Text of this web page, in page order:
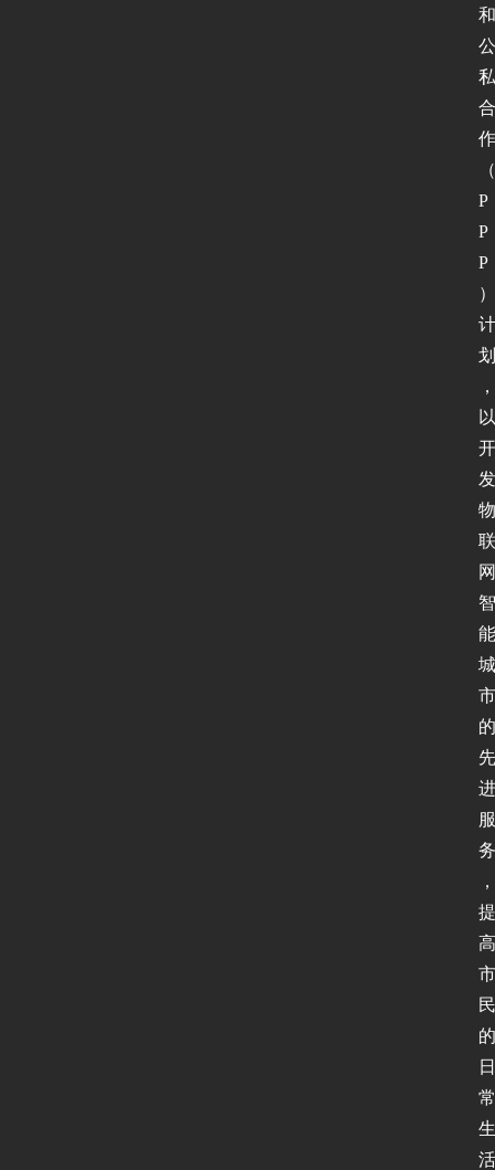
和
公
私
合
作
（
P
P
P
）
计
划
，
以
开
发
物
联
网
智
能
城
市
的
先
进
服
务
，
提
高
市
民
的
日
常
生
活